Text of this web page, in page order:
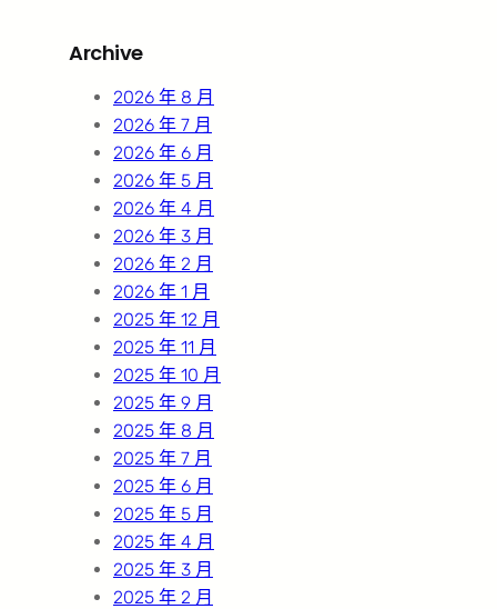
c
Archive
2026 年 8 月
2026 年 7 月
2026 年 6 月
2026 年 5 月
2026 年 4 月
2026 年 3 月
2026 年 2 月
2026 年 1 月
2025 年 12 月
2025 年 11 月
2025 年 10 月
2025 年 9 月
2025 年 8 月
2025 年 7 月
2025 年 6 月
2025 年 5 月
2025 年 4 月
2025 年 3 月
2025 年 2 月